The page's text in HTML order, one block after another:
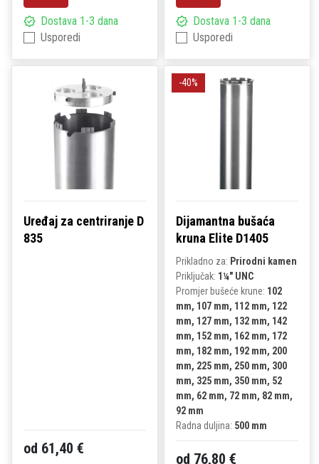
Dostava 1-3 dana
Usporedi
Dostava 1-3 dana
Usporedi
Uređaj za centriranje D
835
od 61,40 €
Dijamantna bušaća
kruna Elite D1405
Prikladno za: Prirodni kamen
Priključak: 1¼" UNC
Promjer bušeće krune: 102
mm, 107 mm, 112 mm, 122
mm, 127 mm, 132 mm, 142
mm, 152 mm, 162 mm, 172
mm, 182 mm, 192 mm, 200
mm, 225 mm, 250 mm, 300
mm, 325 mm, 350 mm, 52
mm, 62 mm, 72 mm, 82 mm,
92 mm
Radna duljina: 500 mm
od 76,80 €
-40%